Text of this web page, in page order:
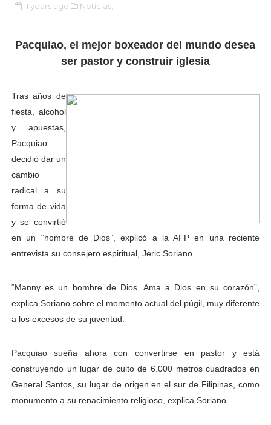
11 years ago Noticias,
Pacquiao, el mejor boxeador del mundo desea
ser pastor y construir iglesia
Tras años de
fiesta, alcohol
y apuestas,
Pacquiao
decidió dar un
cambio
radical a su
forma de vida
y se convirtió
en un “hombre de Dios”, explicó a la AFP en una reciente
entrevista su consejero espiritual, Jeric Soriano.
“Manny es un hombre de Dios. Ama a Dios en su corazón”,
explica Soriano sobre el momento actual del púgil, muy diferente
a los excesos de su juventud.
Pacquiao sueña ahora con convertirse en pastor y está
construyendo un lugar de culto de 6.000 metros cuadrados en
General Santos, su lugar de origen en el sur de Filipinas, como
monumento a su renacimiento religioso, explica Soriano.